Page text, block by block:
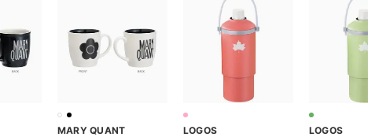
MARY QUANT LOGOS LOGOS